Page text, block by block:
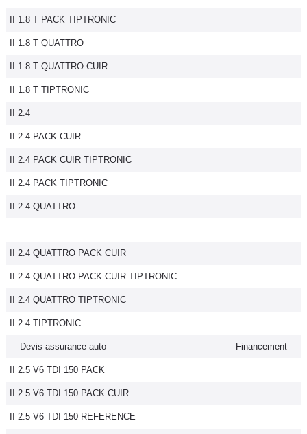
Marques
II 1.8 T PACK TIPTRONIC
II 1.8 T QUATTRO
II 1.8 T QUATTRO CUIR
II 1.8 T TIPTRONIC
II 2.4
II 2.4 PACK CUIR
II 2.4 PACK CUIR TIPTRONIC
II 2.4 PACK TIPTRONIC
II 2.4 QUATTRO
II 2.4 QUATTRO PACK CUIR
II 2.4 QUATTRO PACK CUIR TIPTRONIC
II 2.4 QUATTRO TIPTRONIC
II 2.4 TIPTRONIC
Devis assurance auto Financement
II 2.5 V6 TDI 150 PACK
II 2.5 V6 TDI 150 PACK CUIR
II 2.5 V6 TDI 150 REFERENCE